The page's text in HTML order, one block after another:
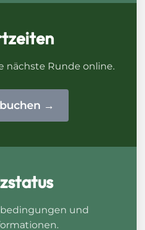
nächste Runde online.
→
und